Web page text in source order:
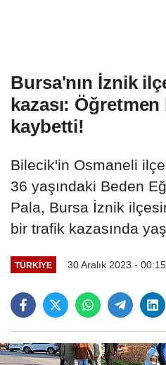
Bursa'nın İznik
kazası: Öğretmen
kaybetti!
Bilecik'in Osmaneli
36 yaşındaki Beden
Pala, Bursa İznik
bir trafik kazasında
TÜRKIYE 30 Aralık 2023 - 00:15